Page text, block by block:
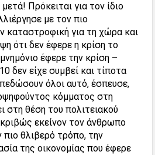
Πρόκειται για τον ίδιο
με τον πιο
καταστροφική για τη χώρα και
ότι δεν έφερε η κρίση το
έφερε την κρίση –
δεν είχε συμβεί και τίποτα
όλοι αυτό, έσπευσε,
κόμματος στη
στη θέση του πολιτειακού
εκείνον τον άνθρωπο
πιο θλιβερό τρόπο, την
της οικονομίας που έφερε